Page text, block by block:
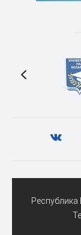
Республика